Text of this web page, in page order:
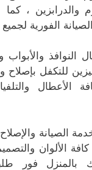
والدرابزين ،
الفورية
النوافذ
للتكفل بإصلاح
الأعطال
الصيانة والإصلاح
الألوان
بالمنزل فور